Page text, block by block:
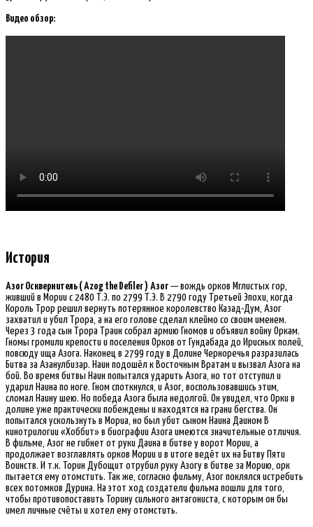
Видео обзор:
История
Азог Осквернитель ( Azog the Defiler ) Азог — вождь орков Мглистых гор,
живший в Мории с 2480 Т.Э. по 2799 Т.Э. В 2790 году Третьей Эпохи, когда
Король Трор решил вернуть потерянное королевство Казад-Дум, Азог
захватил и убил Трора, а на его голове сделал клеймо со своим именем.
Через 3 года сын Трора Траин собрал армию Гномов и объявил войну Оркам.
Гномы громили крепости и поселения Орков от Гундабада до Ирисных полей,
повсюду ища Азога. Наконец в 2799 году в Долине Черноречья разразилась
Битва за Азанулбизар. Наин подошёл к Восточным Вратам и вызвал Азога на
бой. Во время битвы Наин попытался ударить Азога, но тот отступил и
ударил Наина по ноге. Гном споткнулся, и Азог, воспользовавшись этим,
сломал Наину шею. Но победа Азога была недолгой. Он увидел, что Орки в
долине уже практически побеждены и находятся на грани бегства. Он
попытался ускользнуть в Мориа, но был убит сыном Наина Даином В
кинотрилогии «Хоббит» в биографии Азога имеются значительные отличия.
В фильме, Азог не гибнет от руки Даина в битве у ворот Мории, а
продолжает возглавлять орков Мории и в итоге ведёт их на Битву Пяти
Воинств. И т.к. Торин Дубощит отрубил руку Азогу в битве за Морию, орк
пытается ему отомстить. Так же, согласно фильму, Азог поклялся истребить
всех потомков Дурина. На этот ход создатели фильма пошли для того,
чтобы противопоставить Торину сильного антагониста, с которым он бы
имел личные счёты и хотел ему отомстить.